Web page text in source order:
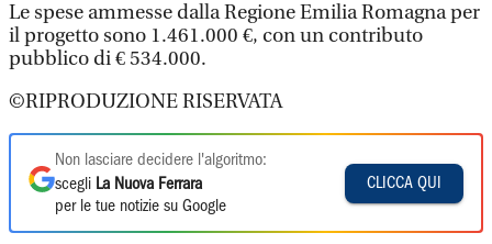
Le spese ammesse dalla Regione Emilia Romagna per
il progetto sono 1.461.000 €, con un contributo
pubblico di € 534.000.
©RIPRODUZIONE RISERVATA
Non lasciare decidere l'algoritmo:
scegli La Nuova Ferrara
per le tue notizie su Google
CLICCA QUI